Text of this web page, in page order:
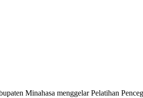
Minahasa menggelar Pelatihan